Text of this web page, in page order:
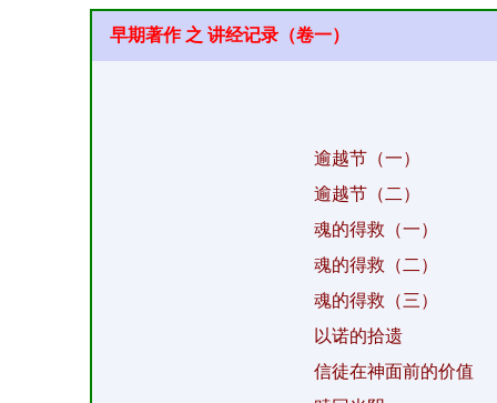
早期著作 之 讲经记录（卷一）
逾越节（一）
逾越节（二）
魂的得救（一）
魂的得救（二）
魂的得救（三）
以诺的拾遗
信徒在神面前的价值